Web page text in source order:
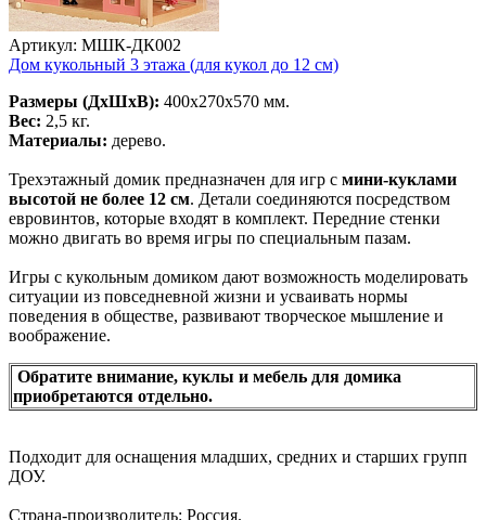
Артикул: МШК-ДК002
Дом кукольный 3 этажа (для кукол до 12 см)
Размеры (ДхШхВ): 400х270х570 мм.
Вес: 2,5 кг.
Материалы: дерево.
Трехэтажный домик предназначен для игр с мини-куклами
высотой не более 12 см. Детали соединяются посредством
евровинтов, которые входят в комплект. Передние стенки
можно двигать во время игры по специальным пазам.
Игры с кукольным домиком дают возможность моделировать
ситуации из повседневной жизни и усваивать нормы
поведения в обществе, развивают творческое мышление и
воображение.
Обратите внимание, куклы и мебель для домика
приобретаются отдельно.
Подходит для оснащения младших, средних и старших групп
ДОУ.
Страна-производитель: Россия.